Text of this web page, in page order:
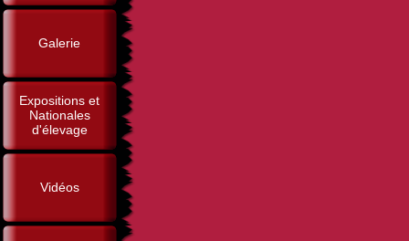
Galerie
Expositions et
Nationales
d'élevage
Vidéos